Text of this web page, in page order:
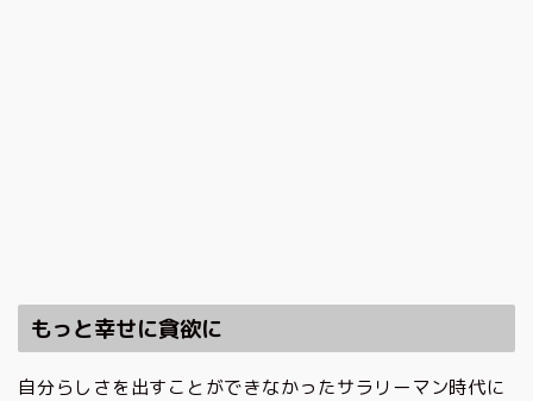
もっと幸せに貪欲に
自分らしさを出すことができなかったサラリーマン時代に